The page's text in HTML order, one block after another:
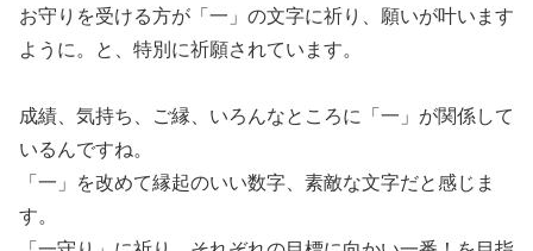
お守りを受ける方が「一」の文字に祈り、願いが叶います
ように。と、特別に祈願されています。
成績、気持ち、ご縁、いろんなところに「一」が関係して
いるんですね。
「一」を改めて縁起のいい数字、素敵な文字だと感じま
す。